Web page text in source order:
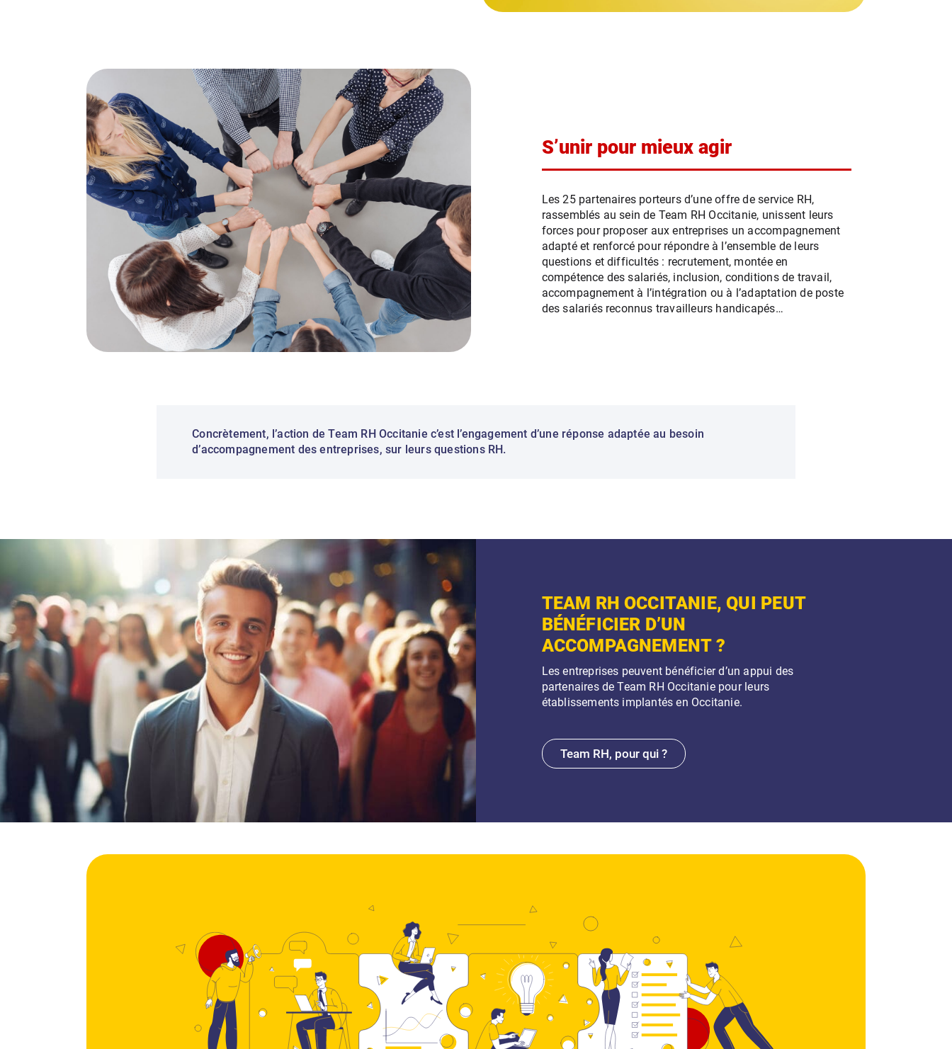
S’unir pour mieux agir
Les 25 partenaires porteurs d’une offre de service RH,
rassemblés au sein de Team RH Occitanie, unissent leurs
forces pour proposer aux entreprises un accompagnement
adapté et renforcé pour répondre à l’ensemble de leurs
questions et difficultés : recrutement, montée en
compétence des salariés, inclusion, conditions de travail,
accompagnement à l’intégration ou à l’adaptation de poste
des salariés reconnus travailleurs handicapés…
Concrètement, l’action de Team RH Occitanie c’est l’engagement d’une réponse adaptée au besoin
d’accompagnement des entreprises, sur leurs questions RH.
TEAM RH OCCITANIE, QUI PEUT
BÉNÉFICIER D’UN
ACCOMPAGNEMENT ?
Les entreprises peuvent bénéficier d’un appui des
partenaires de Team RH Occitanie pour leurs
établissements implantés en Occitanie.
Team RH, pour qui ?